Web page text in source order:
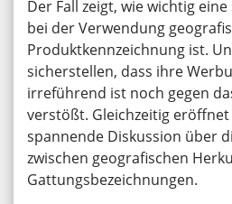
Der Fall zeigt, wie wichtig
bei der Verwendung
Produktkennzeichnung ist.
sicherstellen, dass ihre
irreführend ist noch gegen
verstößt. Gleichzeitig eröffnet
spannende Diskussion über
zwischen geografischen
Gattungsbezeichnungen.